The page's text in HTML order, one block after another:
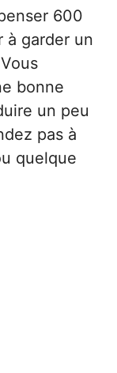
600
à garder un
bonne
un peu
pas à
quelque